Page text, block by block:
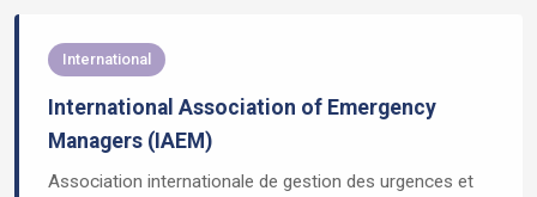
International
International Association of Emergency
Managers (IAEM)
Association internationale de gestion des urgences et